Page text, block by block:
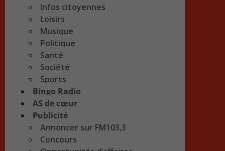
Infos citoyennes
Loisirs
Musique
Politique
Santé
Société
Sports
Bingo Radio
AS de cœur
Publicité
Annoncer sur FM103,3
Concours